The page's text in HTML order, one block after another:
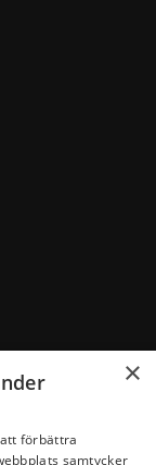
×
förbättra
samtycker